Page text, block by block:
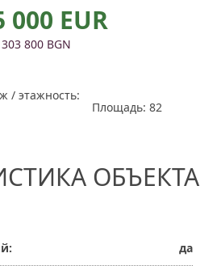
000 EUR
303 800 BGN
/ этажность:
Площадь: 82
ОБЪЕКТА
да